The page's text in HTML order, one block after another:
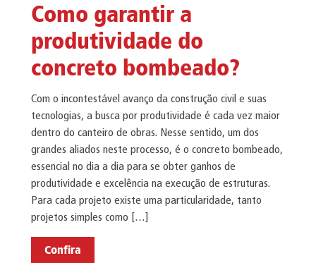
Como garantir a
produtividade do
concreto bombeado?
Com o incontestável avanço da construção civil e suas
tecnologias, a busca por produtividade é cada vez maior
dentro do canteiro de obras. Nesse sentido, um dos
grandes aliados neste processo, é o concreto bombeado,
essencial no dia a dia para se obter ganhos de
produtividade e excelência na execução de estruturas.
Para cada projeto existe uma particularidade, tanto
projetos simples como […]
Confira